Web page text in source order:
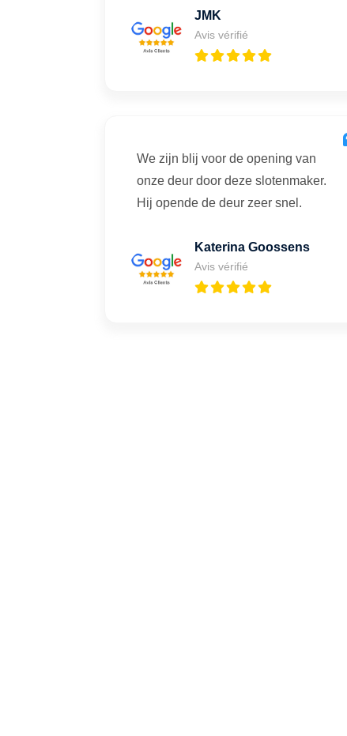
JMK
Avis vérifié
We zijn blij voor de opening van
onze deur door deze slotenmaker.
Hij opende de deur zeer snel.
Katerina Goossens
Avis vérifié